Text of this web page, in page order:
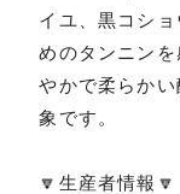
イユ、黒コシ
めのタンニン
やかで柔らか
象です。
🔽生産者情報🔽